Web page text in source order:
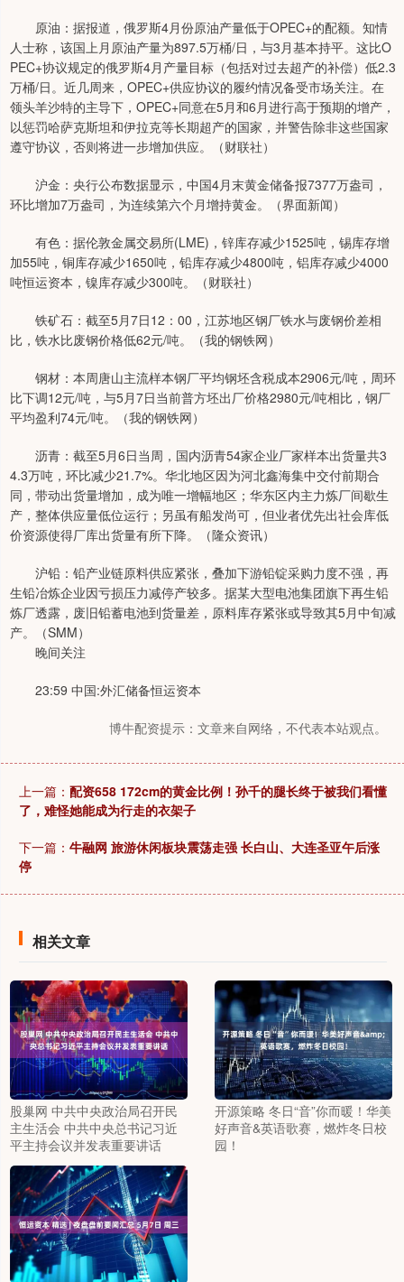
原油：据报道，俄罗斯4月份原油产量低于OPEC+的配额。知情
人士称，该国上月原油产量为897.5万桶/日，与3月基本持平。这比O
PEC+协议规定的俄罗斯4月产量目标（包括对过去超产的补偿）低2.3
万桶/日。近几周来，OPEC+供应协议的履约情况备受市场关注。在
领头羊沙特的主导下，OPEC+同意在5月和6月进行高于预期的增产，
以惩罚哈萨克斯坦和伊拉克等长期超产的国家，并警告除非这些国家
遵守协议，否则将进一步增加供应。（财联社）
沪金：央行公布数据显示，中国4月末黄金储备报7377万盎司，
环比增加7万盎司，为连续第六个月增持黄金。（界面新闻）
有色：据伦敦金属交易所(LME)，锌库存减少1525吨，锡库存增
加55吨，铜库存减少1650吨，铅库存减少4800吨，铝库存减少4000
吨恒运资本，镍库存减少300吨。（财联社）
铁矿石：截至5月7日12：00，江苏地区钢厂铁水与废钢价差相
比，铁水比废钢价格低62元/吨。（我的钢铁网）
钢材：本周唐山主流样本钢厂平均钢坯含税成本2906元/吨，周环
比下调12元/吨，与5月7日当前普方坯出厂价格2980元/吨相比，钢厂
平均盈利74元/吨。（我的钢铁网）
沥青：截至5月6日当周，国内沥青54家企业厂家样本出货量共3
4.3万吨，环比减少21.7%。华北地区因为河北鑫海集中交付前期合
同，带动出货量增加，成为唯一增幅地区；华东区内主力炼厂间歇生
产，整体供应量低位运行；另虽有船发尚可，但业者优先出社会库低
价资源使得厂库出货量有所下降。（隆众资讯）
沪铅：铅产业链原料供应紧张，叠加下游铅锭采购力度不强，再
生铅冶炼企业因亏损压力减停产较多。据某大型电池集团旗下再生铅
炼厂透露，废旧铅蓄电池到货量差，原料库存紧张或导致其5月中旬减
产。（SMM）
晚间关注
23:59 中国:外汇储备恒运资本
博牛配资提示：文章来自网络，不代表本站观点。
上一篇： 配资658 172cm的黄金比例！孙千的腿长终于被我们看懂
了，难怪她能成为行走的衣架子
下一篇： 牛融网 旅游休闲板块震荡走强 长白山、大连圣亚午后涨
停
相关文章
股巢网 中共中央政治局召开民
主生活会 中共中央总书记习近
平主持会议并发表重要讲话
开源策略 冬日“音”你而暖！华美
好声音&英语歌赛，燃炸冬日校
园！